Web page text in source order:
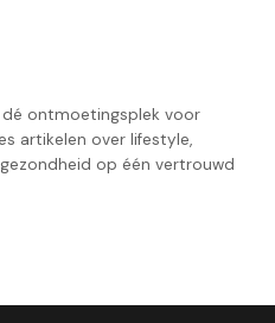
ontmoetingsplek voor
artikelen over lifestyle,
op één vertrouwd